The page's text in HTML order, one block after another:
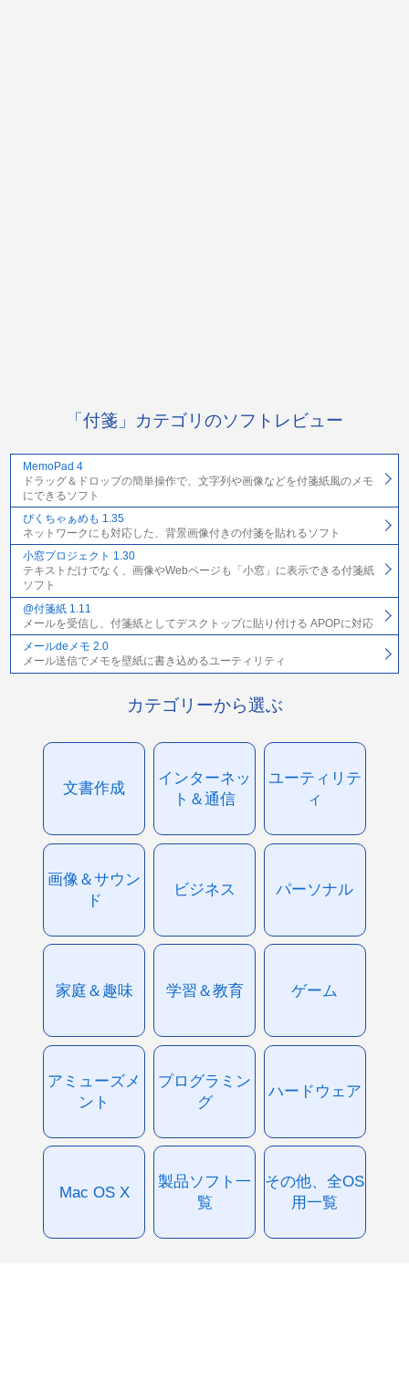
「付箋」カテゴリのソフトレビュー
MemoPad 4
ドラッグ＆ドロップの簡単操作で、文字列や画像などを付箋紙風のメモ
にできるソフト
ぴくちゃぁめも 1.35
ネットワークにも対応した、背景画像付きの付箋を貼れるソフト
小窓プロジェクト 1.30
テキストだけでなく、画像やWebページも「小窓」に表示できる付箋紙
ソフト
@付箋紙 1.11
メールを受信し、付箋紙としてデスクトップに貼り付ける APOPに対応
メールdeメモ 2.0
メール送信でメモを壁紙に書き込めるユーティリティ
カテゴリーから選ぶ
文書作成
インターネッ
ト＆通信
ユーティリテ
ィ
画像＆サウン
ド
ビジネス パーソナル
家庭＆趣味 学習＆教育 ゲーム
アミューズメ
ント
プログラミン
グ
ハードウェア
Mac OS X
製品ソフト一
覧
その他、全OS
用一覧